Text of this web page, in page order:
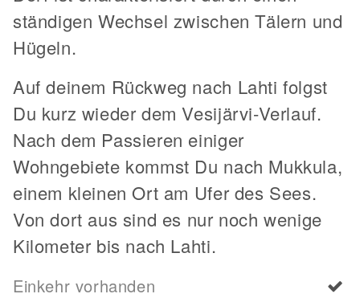
ständigen Wechsel zwischen Tälern und
Hügeln.
Auf deinem Rückweg nach Lahti folgst
Du kurz wieder dem Vesijärvi-Verlauf.
Nach dem Passieren einiger
Wohngebiete kommst Du nach Mukkula,
einem kleinen Ort am Ufer des Sees.
Von dort aus sind es nur noch wenige
Kilometer bis nach Lahti.
Einkehr vorhanden